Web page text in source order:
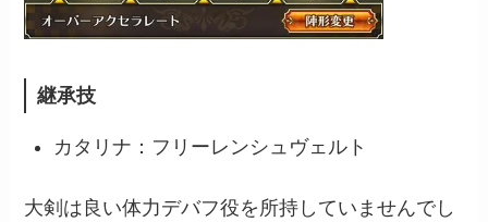
継承技
カタリナ：フリーレンシュヴェルト
大剣は良い体力デバフ役を所持していませんでし